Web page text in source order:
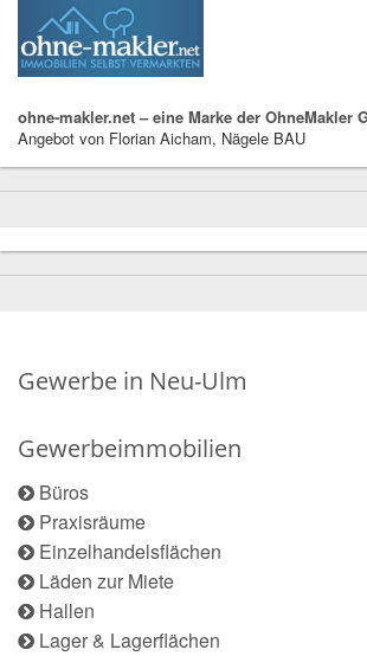
ohne-makler.net – eine Marke der OhneMakler
Angebot von Florian Aicham, Nägele BAU
Gewerbe in Neu-Ulm
Gewerbeimmobilien
Büros
Praxisräume
Einzelhandelsflächen
Läden zur Miete
Hallen
Lager & Lagerflächen